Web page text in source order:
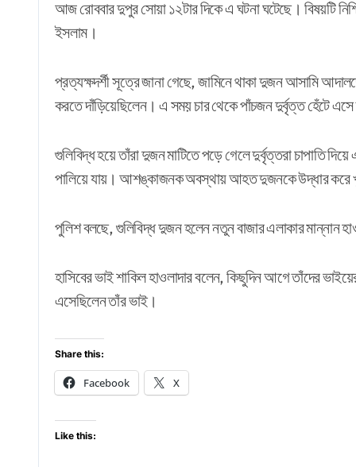
আজ রোববার দুপুর সোয়া ১২টার দিকে এ ঘটনা ঘটেছে। বিষয়টি
ইসলাম।
প্রত্যক্ষদর্শী সূত্রে জানা গেছে, জামিনে থাকা দুজন আসামি
করতে দাঁড়িয়েছিলেন। এ সময় চার থেকে পাঁচজন দুর্বৃত্ত হেঁটে
গুলিবিদ্ধ হয়ে তাঁরা দুজন মাটিতে পড়ে গেলে দুর্বৃত্তরা চাপাতি
পালিয়ে যায়। আশঙ্কাজনক অবস্থায় আহত দুজনকে উদ্ধার করে
পুলিশ বলছে, গুলিবিদ্ধ দুজন হলেন নতুন বাজার এলাকার মান্নান
হাসিবের ভাই শাকিল হাওলাদার বলেন, কিছুদিন আগে তাঁদের
এসেছিলেন তাঁর ভাই।
Share this:
Facebook X
Like this: